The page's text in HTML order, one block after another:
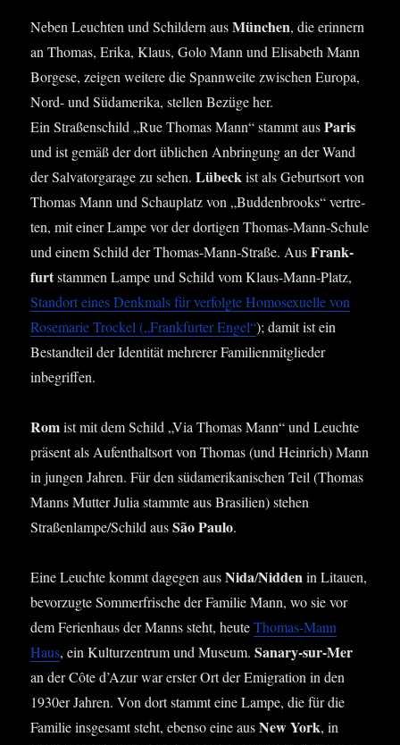
Neben Leuch­ten und Schil­dern ausMün­chen, die erin­nern
an Tho­mas, Eri­ka, Klaus, Golo Mann und Eli­sa­beth Mann
Bor­ge­se, zei­gen wei­te­re die Spann­wei­te zwi­schen Euro­pa,
Nord- und Süd­ame­ri­ka, stel­len Bezü­ge her.
Ein Stra­ßen­schild „Rue Tho­mas Mann“ stammt ausParis
und ist gemäß der dort übli­chen Anbrin­gung an der Wand
der Sal­vat­or­ga­ra­ge zu sehen.Lübeckist als Geburts­ort von
Tho­mas Mann und Schau­platz von „Bud­den­brooks“ ver­tre­
ten, mit einer Lam­pe vor der dor­ti­gen Tho­mas-Mann-Schu­le
und einem Schild der Tho­mas-Mann-Stra­ße. AusFrank­
furtstam­men Lam­pe und Schild vom Klaus-Mann-Platz,
Stand­ort eines Denk­mals für ver­folg­te Homo­se­xu­el­le von
Rose­ma­rie Trockel („Frank­fur­ter Engel“); damit ist ein
Bestand­teil der Iden­ti­tät meh­re­rer Fami­li­en­mit­glie­der
inbegriffen.
Romist mit dem Schild „Via Tho­mas Mann“ und Leuch­te
prä­sent als Auf­ent­halts­ort von Tho­mas (und Hein­rich) Mann
in jun­gen Jah­ren. Für den süd­ame­ri­ka­ni­schen Teil (Tho­mas
Manns Mut­ter Julia stamm­te aus Bra­si­li­en) ste­hen
Straßenlampe/Schild ausSão Pau­lo.
Eine Leuch­te kommt dage­gen ausNida/Nid­denin Litau­en,
bevor­zug­te Som­mer­fri­sche der Fami­lie Mann, wo sie vor
dem Feri­en­haus der Manns steht, heu­teTho­mas-Mann
Haus, ein Kul­tur­zen­trum und Muse­um.Sana­ry-sur-Mer
an der Côte d’Azur war ers­ter Ort der Emi­gra­ti­on in den
1930er Jah­ren. Von dort stammt eine Lam­pe, die für die
Fami­lie ins­ge­samt steht, eben­so eine ausNew York, in